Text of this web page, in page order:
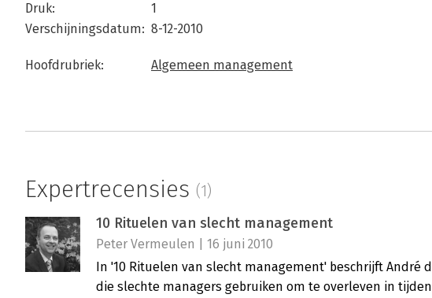
Druk:
1
Verschijningsdatum: 8-12-2010
Hoofdrubriek: Algemeen management
Expertrecensies (1)
10 Rituelen van slecht management
Peter Vermeulen | 16 juni 2010
In '10 Rituelen van slecht management' beschrijft André
die slechte managers gebruiken om te overleven in